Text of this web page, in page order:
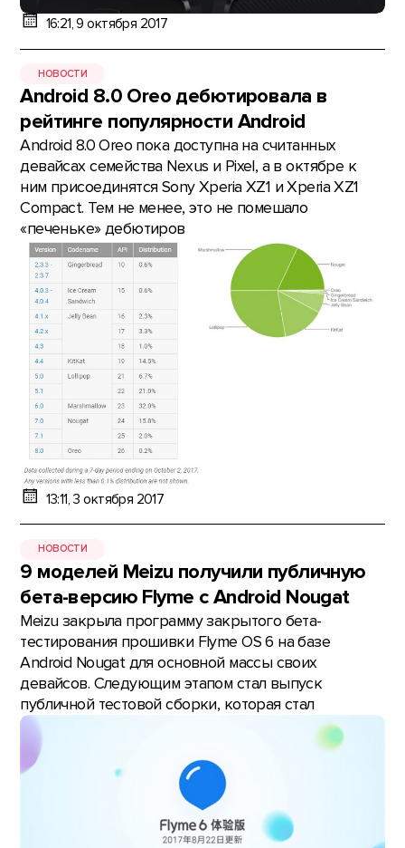
16:21, 9 октября 2017
НОВОСТИ
Android 8.0 Oreo дебютировала в
рейтинге популярности Android
Android 8.0 Oreo пока доступна на считанных
девайсах семейства Nexus и Pixel, а в октябре к
ним присоединятcя Sony Xperia XZ1 и Xperia XZ1
Compact. Тем не менее, это не помешало
«печеньке» дебютиров
13:11, 3 октября 2017
НОВОСТИ
9 моделей Meizu получили публичную
бета-версию Flyme с Android Nougat
Meizu закрыла программу закрытого бета-
тестирования прошивки Flyme OS 6 на базе
Android Nougat для основной массы своих
девайсов. Следующим этапом стал выпуск
публичной тестовой сборки, которая стал